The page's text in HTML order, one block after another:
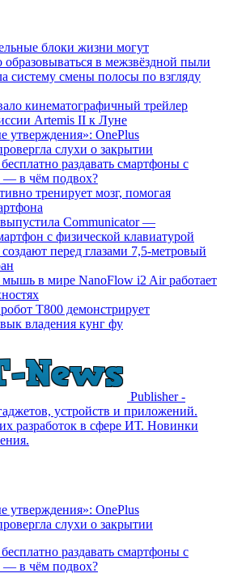
блоки жизни могут
образовываться в межзвёздной пыли
систему смены полосы по взгляду
кинематографичный трейлер
Artemis II к Луне
утверждения»: OnePlus
слухи о закрытии
раздавать смартфоны с
— в чём подвох?
тренирует мозг, помогая
Communicator —
с физической клавиатурой
перед глазами 7,5-метровый
мышь в мире NanoFlow i2 Air работает
Т800 демонстрирует
владения кунг фу
Publisher -
устройств и приложений.
разработок в сфере ИТ. Новинки
утверждения»: OnePlus
слухи о закрытии
раздавать смартфоны с
— в чём подвох?